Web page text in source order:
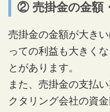
② 売掛金の金額
売掛金の金額が大き
っての利益も大きく
とがあります。
また、売掛金の支払
クタリング会社の資